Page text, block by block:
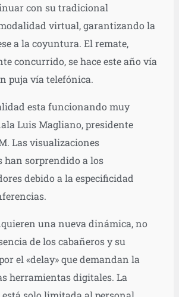
con su tradicional
virtual, garantizando la
a la coyuntura. El remate,
concurrido, se hace este año vía
puja vía telefónica.
esta funcionando muy
Luis Magliano, presidente
Las visualizaciones
han sorprendido a los
debido a la especificidad
una nueva dinámica, no
de los cabañeros y su
el «delay» que demandan la
herramientas digitales. La